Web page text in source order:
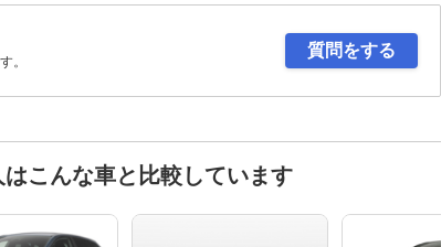
。
質問をする
こんな車と比較しています